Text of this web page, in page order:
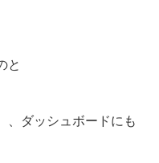
と
、ダッシュボードにも